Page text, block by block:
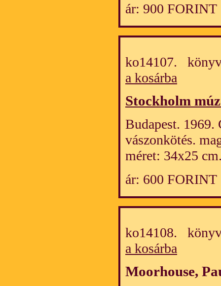
ár: 900 FORINT
ko14107.
a kosárba
Stockholm
Budapest.
vászonkötés.
méret: 34x25
ár: 600 FORINT
ko14108.
a kosárba
Moorhouse,